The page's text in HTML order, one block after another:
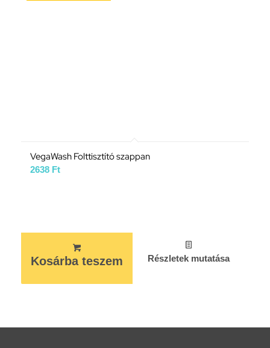
VegaWash Folttisztító szappan
2638 Ft
Kosárba teszem Részletek mutatása